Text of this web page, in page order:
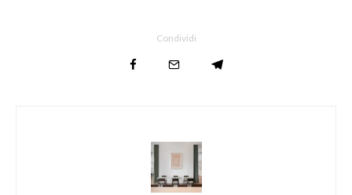
Condividi